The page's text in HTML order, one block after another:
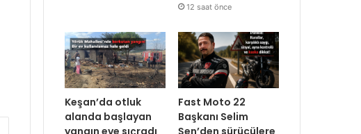
12 saat önce
Keşan’da otluk
alanda başlayan
Fast Moto 22
Başkanı Selim